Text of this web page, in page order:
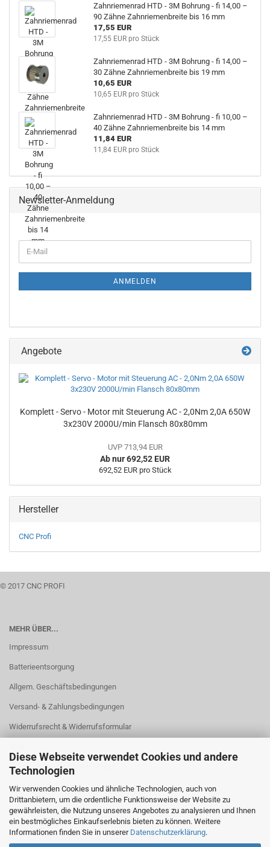
Diese Webseite verwendet Cookies und andere
Technologien
Wir verwenden Cookies und ähnliche Technologien, auch von
Drittanbietern, um die ordentliche Funktionsweise der Website zu
gewährleisten, die Nutzung unseres Angebotes zu analysieren und Ihnen
ein bestmögliches Einkaufserlebnis bieten zu können. Weitere
Informationen finden Sie in unserer Datenschutzerklärung.
Zahnriemenrad HTD - 3M Bohrung - fi 14,00 –
90 Zähne Zahnriemenbreite bis 16 mm
17,55 EUR
17,55 EUR pro Stück
Zahnriemenrad HTD - 3M Bohrung - fi 14,00 –
30 Zähne Zahnriemenbreite bis 19 mm
10,65 EUR
10,65 EUR pro Stück
Zahnriemenrad HTD - 3M Bohrung - fi 10,00 –
40 Zähne Zahnriemenbreite bis 14 mm
11,84 EUR
11,84 EUR pro Stück
Newsletter-Anmeldung
ZUR
E-
Mail
ANMELDEN
Angebote
Komplett - Servo - Motor mit Steuerung AC - 2,0Nm 2,0A 650W
3x230V 2000U/min Flansch 80x80mm
UVP 713,94 EUR
Ab nur 692,52 EUR
692,52 EUR pro Stück
Hersteller
CNC Profi
© 2017 CNC PROFI
MEHR ÜBER...
Impressum
Batterieentsorgung
Allgem. Geschäftsbedingungen
Versand- & Zahlungsbedingungen
Widerrufsrecht & Widerrufsformular
Privatsphäre und Datenschutz
Cookie Einstellungen